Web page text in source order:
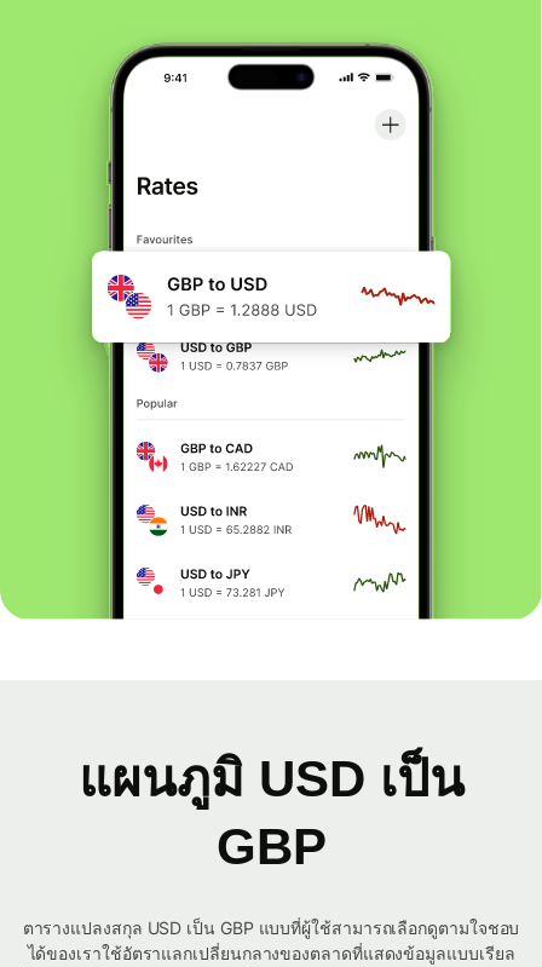
แผนภูมิ USD เป็น
GBP
ตารางแปลงสกุล USD เป็น GBP แบบที่ผู้ใช้สามารถเลือกดูตามใจชอบ
ได้ของเราใช้อัตราแลกเปลี่ยนกลางของตลาดที่แสดงข้อมูลแบบเรียล